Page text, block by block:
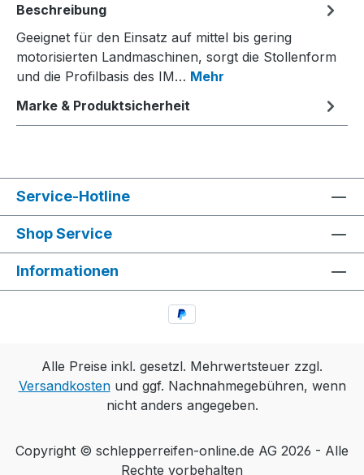
Beschreibung
Geeignet für den Einsatz auf mittel bis gering
motorisierten Landmaschinen, sorgt die Stollenform
und die Profilbasis des IM… Mehr
Marke & Produktsicherheit
Service-Hotline
Shop Service
Informationen
Alle Preise inkl. gesetzl. Mehrwertsteuer zzgl.
Versandkostenund ggf. Nachnahmegebühren, wenn
nicht anders angegeben.
Copyright © schlepperreifen-online.de AG 2026 - Alle
Rechte vorbehalten